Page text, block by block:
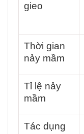
gieo
Thời gian
nảy mầm
Tỉ lệ nảy
mầm
Tác dụng